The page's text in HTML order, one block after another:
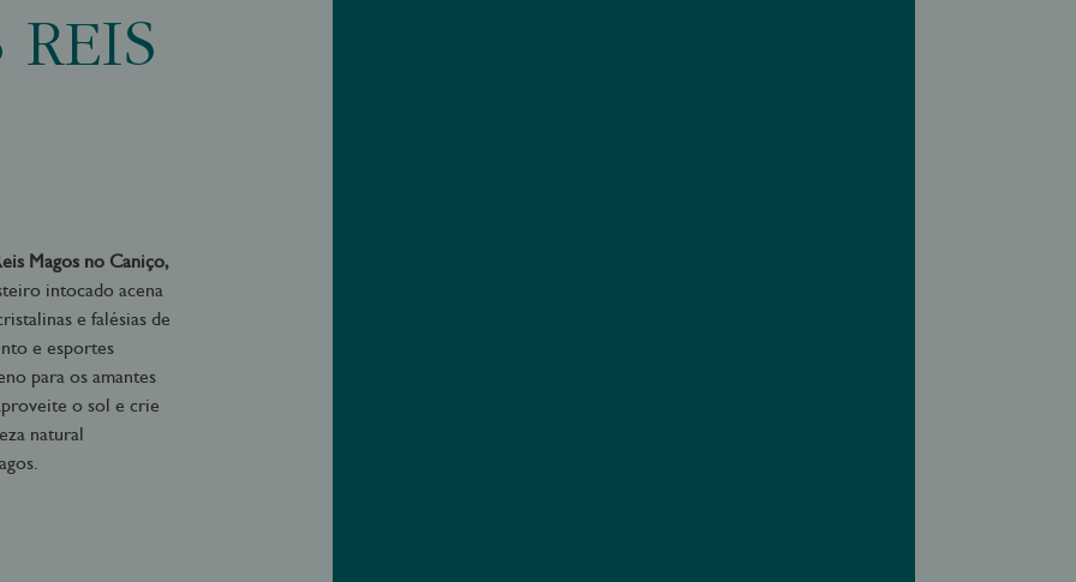
Magos no Caniço,
intocado acena
e falésias de
e esportes
para os amantes
o sol e crie
natural